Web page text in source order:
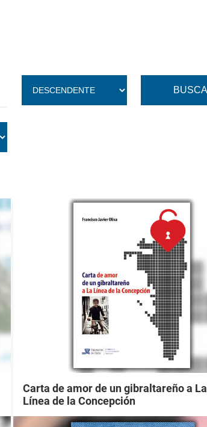
Carta de amor de un gibraltareño a La
Línea de la Concepción